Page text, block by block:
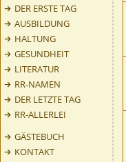
DER ERSTE TAG
AUSBILDUNG
HALTUNG
GESUNDHEIT
LITERATUR
RR-NAMEN
DER LETZTE TAG
RR-ALLERLEI
GÄSTEBUCH
KONTAKT